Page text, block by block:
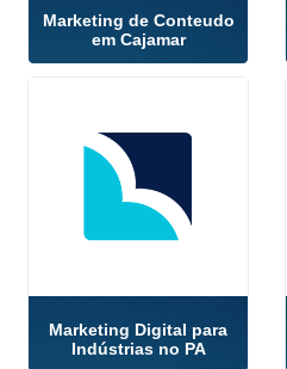
Marketing de Conteudo
em Cajamar
Marketing Digital para
Indústrias no PA